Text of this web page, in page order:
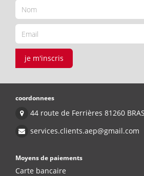
je m'inscris
coordonnees
44 route de Ferrières 81260
services.clients.aep@gmail.com
Moyens de paiements
Carte bancaire